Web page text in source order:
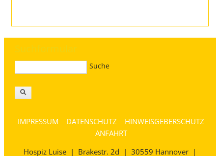
Suche
IMPRESSUM DATENSCHUTZ
HINWEISGEBERSCHUTZ
ANFAHRT
Hospiz Luise | Brakestr. 2d | 30559 Hannover |